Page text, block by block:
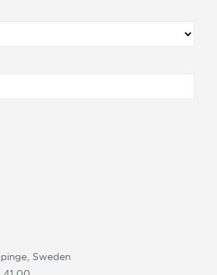
Sweden